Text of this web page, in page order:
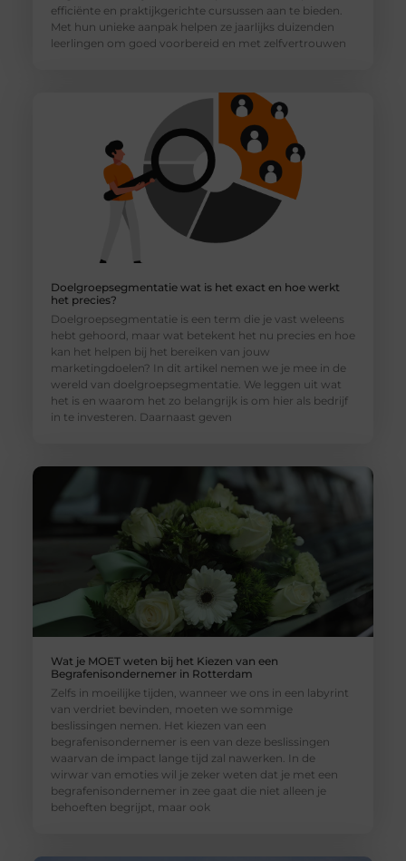
efficiënte en praktijkgerichte cursussen aan te bieden.
Met hun unieke aanpak helpen ze jaarlijks duizenden
leerlingen om goed voorbereid en met zelfvertrouwen
Doelgroepsegmentatie wat is het exact en hoe werkt
het precies?
Doelgroepsegmentatie is een term die je vast weleens
hebt gehoord, maar wat betekent het nu precies en hoe
kan het helpen bij het bereiken van jouw
marketingdoelen? In dit artikel nemen we je mee in de
wereld van doelgroepsegmentatie. We leggen uit wat
het is en waarom het zo belangrijk is om hier als bedrijf
in te investeren. Daarnaast geven
Wat je MOET weten bij het Kiezen van een
Begrafenisondernemer in Rotterdam
Zelfs in moeilijke tijden, wanneer we ons in een labyrint
van verdriet bevinden, moeten we sommige
beslissingen nemen. Het kiezen van een
begrafenisondernemer is een van deze beslissingen
waarvan de impact lange tijd zal nawerken. In de
wirwar van emoties wil je zeker weten dat je met een
begrafenisondernemer in zee gaat die niet alleen je
behoeften begrijpt, maar ook